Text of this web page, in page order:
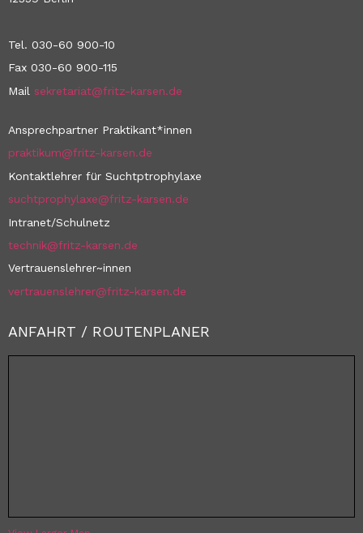
Tel. 030-60 900-10
Fax 030-60 900-115
Mail sekretariat@fritz-karsen.de
Ansprechpartner Praktikant*innen
praktikum@fritz-karsen.de
Kontaktlehrer für Suchtptrophylaxe
suchtprophylaxe@fritz-karsen.de
Intranet/Schulnetz
technik@fritz-karsen.de
Vertrauenslehrer~innen
vertrauenslehrer@fritz-karsen.de
ANFAHRT / ROUTENPLANER